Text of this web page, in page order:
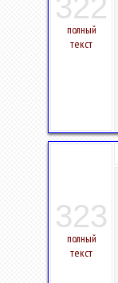
322
полный
текст
323
полный
текст